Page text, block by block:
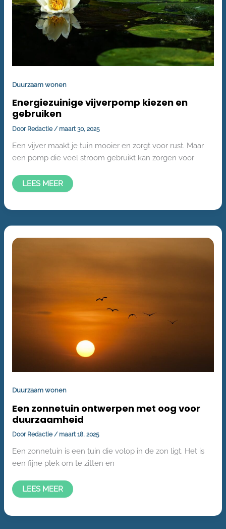
Duurzaam wonen
Energiezuinige vijverpomp kiezen en
gebruiken
Door Redactie/ maart 30, 2025
Een vijver maakt je tuin mooier en zorgt voor rust. Maar
een pomp die veel stroom gebruikt kan zorgen voor
LEES MEER
Duurzaam wonen
Een zonnetuin ontwerpen met oog voor
duurzaamheid
Door Redactie/ maart 18, 2025
Een zonnetuin is een tuin die volop in de zon ligt. Het is
een fijne plek om te zitten en
EEN
LEES MEER